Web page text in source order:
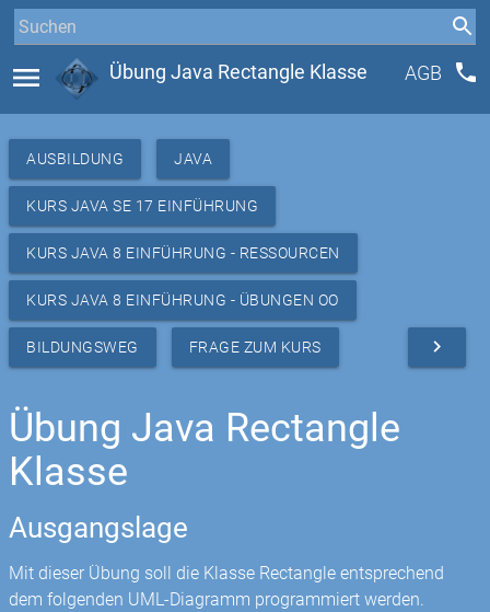
menu Übung Java Rectangle Klasse AGB phone
AUSBILDUNG JAVA
KURS JAVA SE 17 EINFÜHRUNG
KURS JAVA 8 EINFÜHRUNG - RESSOURCEN
KURS JAVA 8 EINFÜHRUNG - ÜBUNGEN OO
BILDUNGSWEG FRAGE ZUM KURS navigate_next
Übung Java Rectangle
Klasse
Ausgangslage
Mit dieser Übung soll die Klasse Rectangle entsprechend
dem folgenden UML-Diagramm programmiert werden.